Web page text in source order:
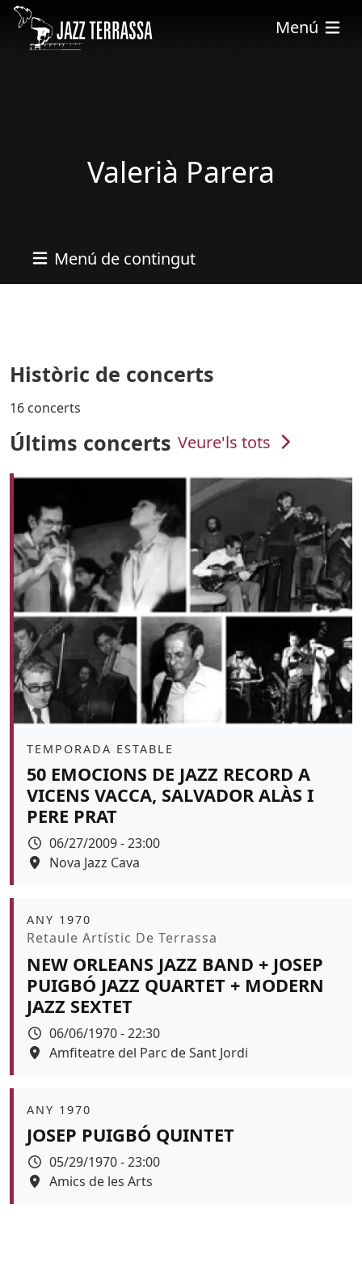
Skip to main content
Menú
Valerià Parera
Menú de contingut
Històric de concerts
16 concerts
Últims concerts Veure'ls tots
Àmbit
TEMPORADA ESTABLE
50 EMOCIONS DE JAZZ RECORD A
VICENS VACCA, SALVADOR ALÀS I
PERE PRAT
Data
06/27/2009 - 23:00
Espai
Nova Jazz Cava
Àmbit
ANY 1970
Promoció
Retaule Artístic De Terrassa
NEW ORLEANS JAZZ BAND + JOSEP
PUIGBÓ JAZZ QUARTET + MODERN
JAZZ SEXTET
Data
06/06/1970 - 22:30
Espai
Amfiteatre del Parc de Sant Jordi
Àmbit
ANY 1970
JOSEP PUIGBÓ QUINTET
Data
05/29/1970 - 23:00
Espai
Amics de les Arts